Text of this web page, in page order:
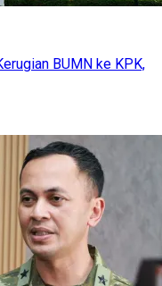
BUMN ke KPK,